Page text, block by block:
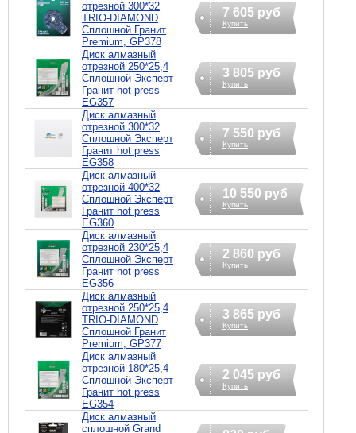
отрезной 300*32
TRIO-DIAMOND
Сплошной Гранит
Premium, GP378
7 605 руб
Купить
Диск алмазный
отрезной 250*25,4
Сплошной Эксперт
Гранит hot press
EG357
3 805 руб
Купить
Диск алмазный
отрезной 300*32
Сплошной Эксперт
Гранит hot press
EG358
7 550 руб
Купить
Диск алмазный
отрезной 400*32
Сплошной Эксперт
Гранит hot press
EG360
10 550 руб
Купить
Диск алмазный
отрезной 230*25,4
Сплошной Эксперт
Гранит hot press
EG356
2 860 руб
Купить
Диск алмазный
отрезной 250*25,4
TRIO-DIAMOND
Сплошной Гранит
Premium, GP377
3 865 руб
Купить
Диск алмазный
отрезной 180*25,4
Сплошной Эксперт
Гранит hot press
EG354
2 045 руб
Купить
Диск алмазный
cплошной Grand